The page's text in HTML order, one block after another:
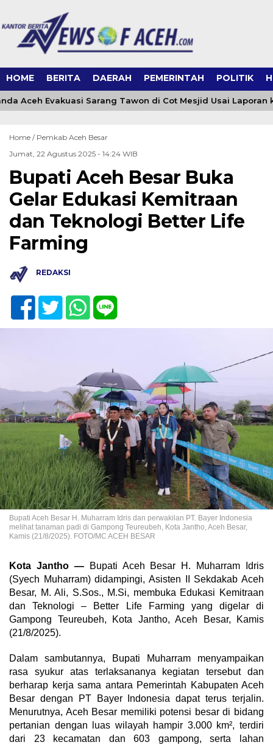
HOME BERITA DAERAH PEMERINTAH POLITIK
Aceh Evakuasi Sarang Tawon di Cot Mesjid Usai Laporan ke
Home / Pemkab Aceh Besar
Jumat, 22 Agustus 2025 - 14:24 WIB
Bupati Aceh Besar Buka
Gelar Edukasi Kemitraan
dan Teknologi Better Life
Farming
REDAKSI
Bupati Aceh Besar H. Muharram Idris dan perwakilan PT. Bayer Indonesia
melihat tanaman padi di Gampong Teureubeh, Kota Jantho, Aceh Besar,
Kamis (21/8/2025). FOTO/MC ACEH BESAR
Kota Jantho —Bupati Aceh Besar H. Muharram Idris
(Syech Muharram) didampingi, Asisten II Sekdakab Aceh
Besar, M. Ali, S.Sos., M.Si, membuka Edukasi Kemitraan
dan Teknologi – Better Life Farming yang digelar di
Gampong Teureubeh, Kota Jantho, Aceh Besar, Kamis
(21/8/2025).
Dalam sambutannya, Bupati Muharram menyampaikan
rasa syukur atas terlaksananya kegiatan tersebut dan
berharap kerja sama antara Pemerintah Kabupaten Aceh
Besar dengan PT Bayer Indonesia dapat terus terjalin.
Menurutnya, Aceh Besar memiliki potensi besar di bidang
pertanian dengan luas wilayah hampir 3.000 km², terdiri
dari 23 kecamatan dan 603 gampong, serta lahan